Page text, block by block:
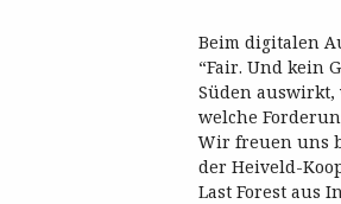
Beim digitalen
“Fair. Und kein
Süden
welche
Wir freuen uns
der Heiveld-
Last Forest aus